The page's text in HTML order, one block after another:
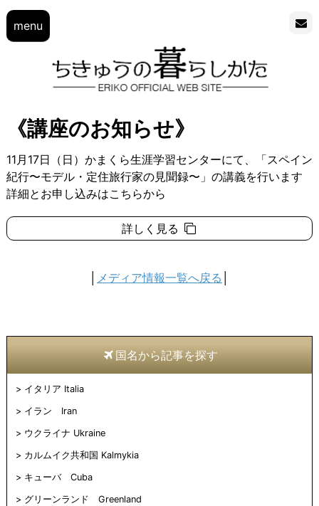
menu
《講座のお知らせ》
11月17日（日）かまくら生涯学習センターにて、「スペイン
紀行〜モデル・定住旅行家の見聞録〜」の講義を行います
詳細とお申し込みはこちらから
詳しく見る
メディア情報一覧へ戻る
国名から記事を探す
イタリア Italia
イラン Iran
ウクライナ Ukraine
カルムイク共和国 Kalmykia
キューバ Cuba
グリーンランド Greenland